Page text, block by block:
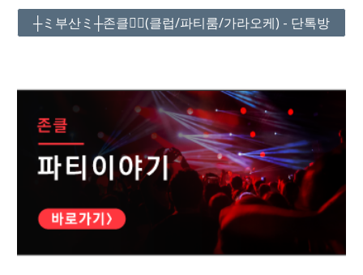
┼ミ부산ミ┼존클❤️‍🔥(클럽/파티룸/가라오케) - 단톡방